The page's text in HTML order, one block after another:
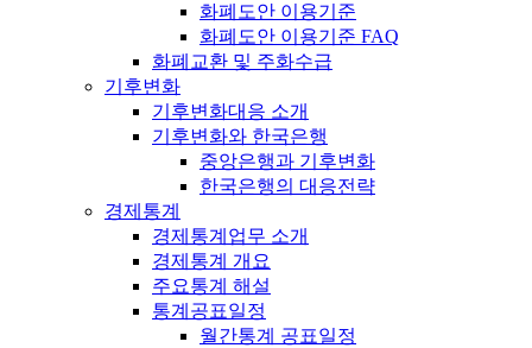
화폐도안 이용기준
화폐도안 이용기준 FAQ
화폐교환 및 주화수급
기후변화
기후변화대응 소개
기후변화와 한국은행
중앙은행과 기후변화
한국은행의 대응전략
경제통계
경제통계업무 소개
경제통계 개요
주요통계 해설
통계공표일정
월간통계 공표일정